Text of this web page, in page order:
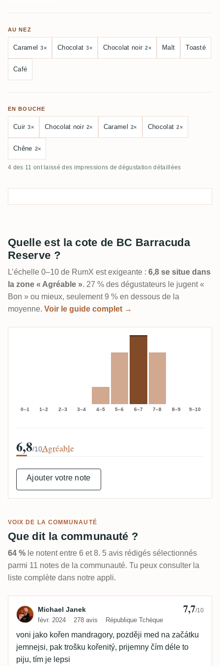
AU NEZ
Caramel 3× Chocolat 3× Chocolat noir 2× Malt Toasté
Café
EN BOUCHE
Cuir 3× Chocolat noir 2× Caramel 2× Chocolat 2×
Chêne 2×
4 des 11 ont laissé des impressions de dégustation détaillées
Quelle est la cote de BC Barracuda
Reserve ?
L’échelle 0–10 de RumX est exigeante : 6,8 se situe dans
la zone « Agréable ». 27 % des dégustateurs le jugent «
Bon » ou mieux, seulement 9 % en dessous de la
moyenne. Voir le guide complet →
0–1 1–2 2–3 3–4 4–5 5–6 6–7 7–8 8–9 9–10
6,8/10Agréable
Ajouter votre note
VOIX DE LA COMMUNAUTÉ
Que dit la communauté ?
64 % le notent entre 6 et 8. 5 avis rédigés sélectionnés
parmi 11 notes de la communauté. Tu peux consulter la
liste complète dans notre appli.
Avis de Michael Janek
Michael Janek
févr. 2024 278 avis République Tchèque
7,7/10
voni jako kořen mandragory, později med na začátku
jemnejsi, pak trošku kořenitý, prijemny čím déle to
piju, tím je lepsi